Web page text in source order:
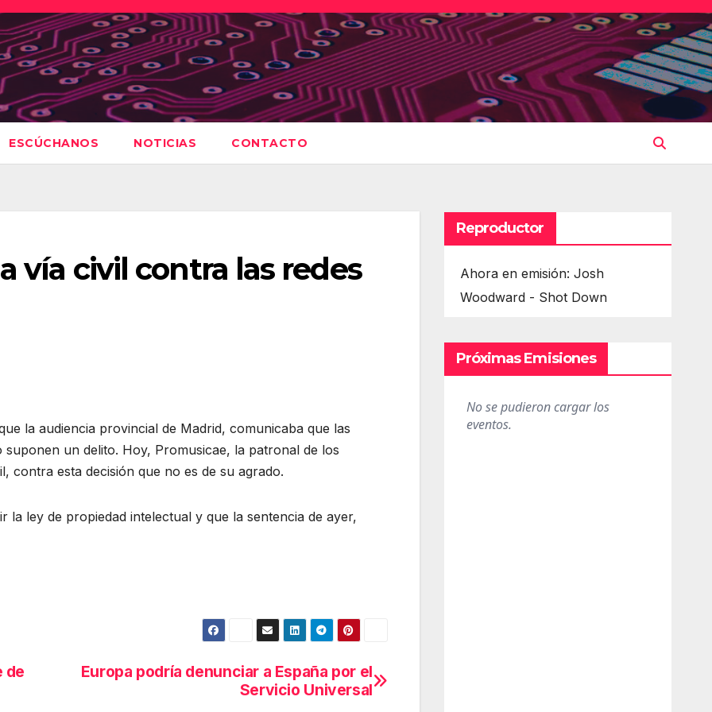
ESCÚCHANOS NOTICIAS CONTACTO
vía civil contra las redes
la audiencia provincial de Madrid, comunicaba que las
un delito. Hoy, Promusicae, la patronal de los
contra esta decisión que no es de su agrado.
la ley de propiedad intelectual y que la sentencia de ayer,
Europa podría denunciar a España por el
Servicio Universal
de
Reproductor
Ahora en emisión: Josh
Woodward - Shot Down
Próximas Emisiones